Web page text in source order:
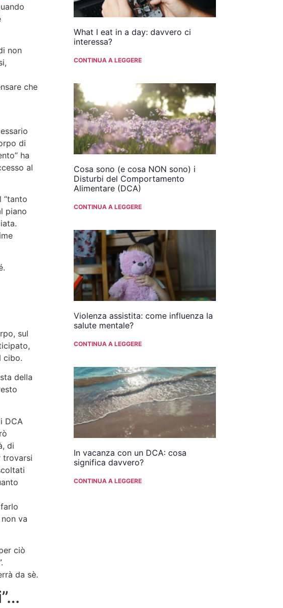
non
che
di
ha
al
“tanto
piano
sul
cibo.
della
DCA
di
trovarsi
va
ciò
da sè.
What I eat in a day: davvero ci
interessa?
CONTINUA A LEGGERE
Cosa sono (e cosa NON sono) i
Disturbi del Comportamento
Alimentare (DCA)
CONTINUA A LEGGERE
Violenza assistita: come influenza la
salute mentale?
CONTINUA A LEGGERE
In vacanza con un DCA: cosa
significa davvero?
CONTINUA A LEGGERE